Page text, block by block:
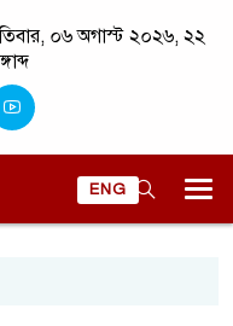
০৬ অগাস্ট ২০২৬, ২২
ENG